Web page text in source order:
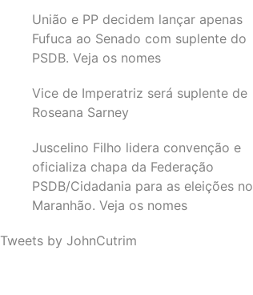
União e PP decidem lançar apenas
Fufuca ao Senado com suplente do
PSDB. Veja os nomes
Vice de Imperatriz será suplente de
Roseana Sarney
Juscelino Filho lidera convenção e
oficializa chapa da Federação
PSDB/Cidadania para as eleições no
Maranhão. Veja os nomes
Tweets by JohnCutrim